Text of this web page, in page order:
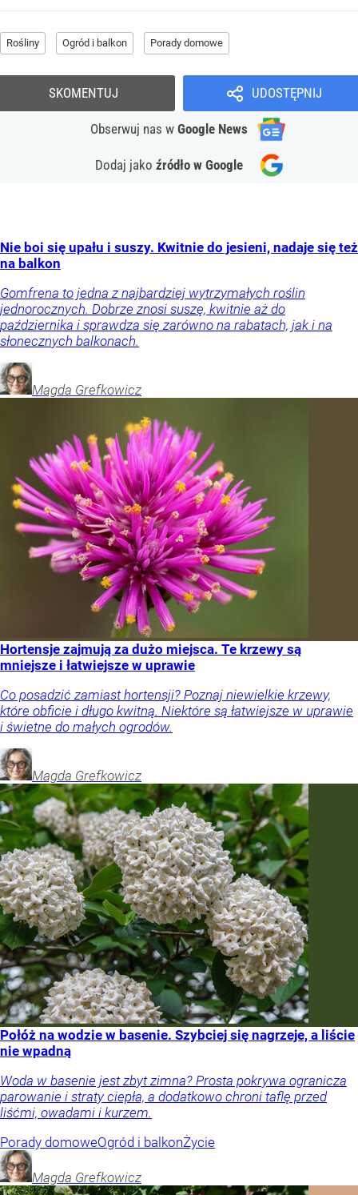
Rośliny Ogród i balkon Porady domowe
UDOSTĘPNIJ
Obserwuj nas w Google News
Dodaj jako źródło w Google
SKOMENTUJ
Nie boi się upału i suszy. Kwitnie do jesieni, nadaje się też
na balkon
Gomfrena to jedna z najbardziej wytrzymałych roślin
jednorocznych. Dobrze znosi suszę, kwitnie aż do
października i sprawdza się zarówno na rabatach, jak i na
słonecznych balkonach.
Magda Grefkowicz
Hortensje zajmują za dużo miejsca. Te krzewy są
mniejsze i łatwiejsze w uprawie
Co posadzić zamiast hortensji? Poznaj niewielkie krzewy,
które obficie i długo kwitną. Niektóre są łatwiejsze w uprawie
i świetne do małych ogrodów.
Magda Grefkowicz
Połóż na wodzie w basenie. Szybciej się nagrzeje, a liście
nie wpadną
Woda w basenie jest zbyt zimna? Prosta pokrywa ogranicza
parowanie i straty ciepła, a dodatkowo chroni taflę przed
liśćmi, owadami i kurzem.
Porady domoweOgród i balkonŻycie
Magda Grefkowicz